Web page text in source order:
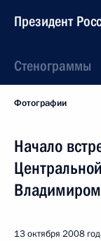
Президент
Стенограммы
Фотографии
Начало
13 октября 2008